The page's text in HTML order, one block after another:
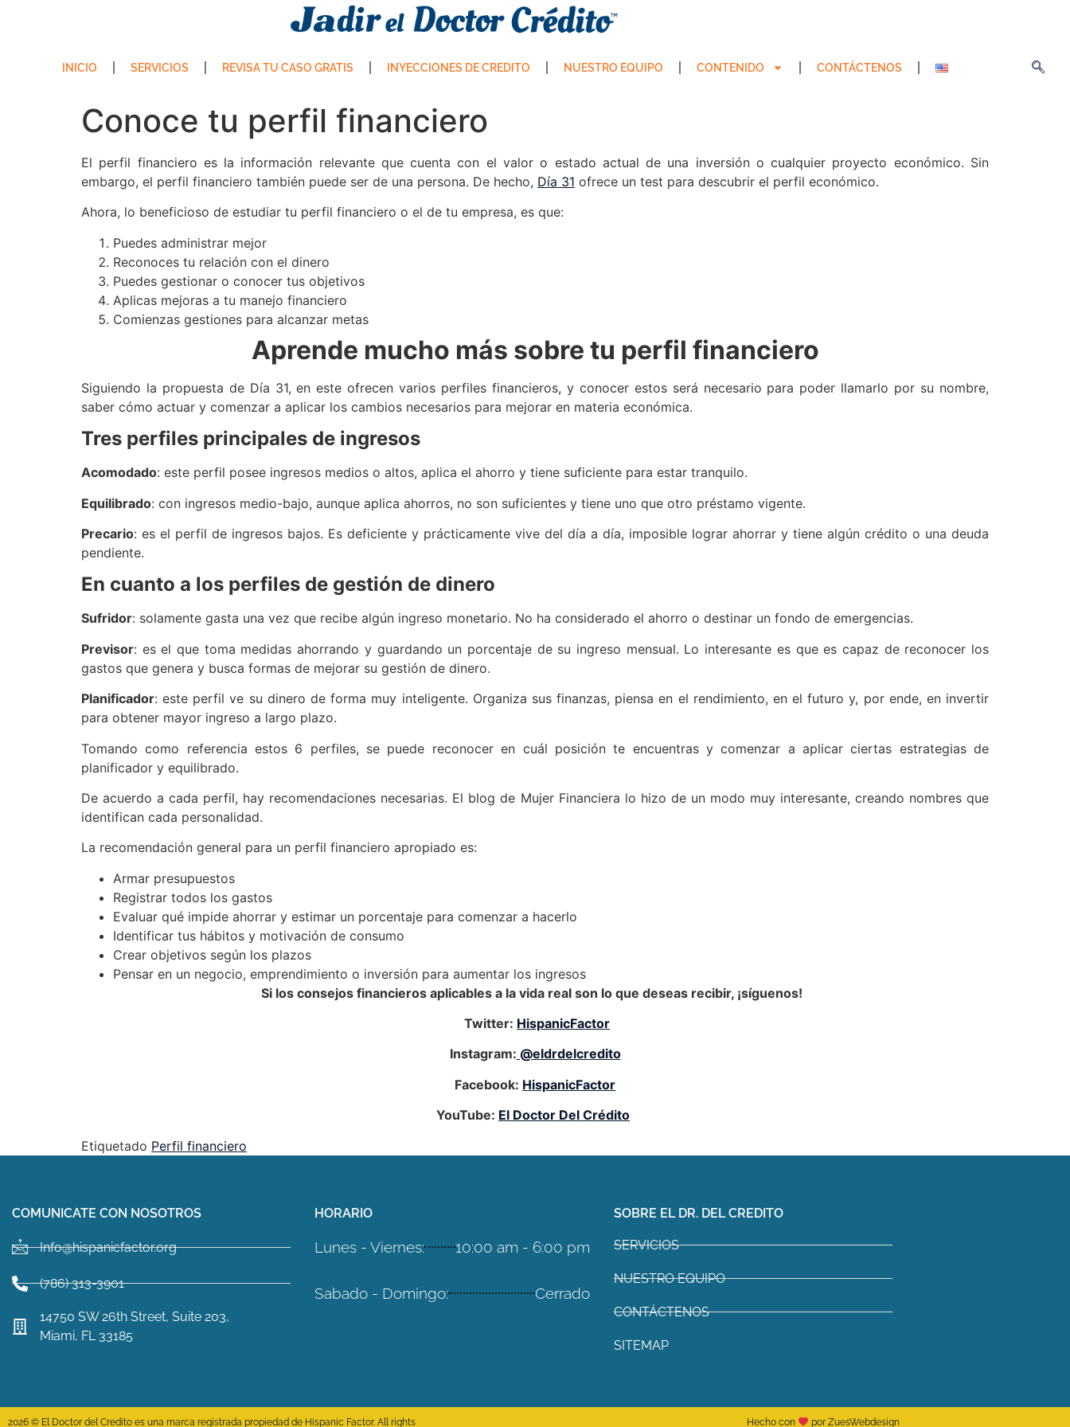
INICIO SERVICIOS REVISA TU CASO GRATIS INYECCIONES DE CREDITO NUESTRO EQUIPO CONTENIDO CONTÁCTENOS
Conoce tu perfil financiero
El perfil financiero es la información relevante que cuenta con el valor o estado actual de una inversión o cualquier proyecto económico. Sin
embargo, el perfil financiero también puede ser de una persona. De hecho, Día 31 ofrece un test para descubrir el perfil económico.
Ahora, lo beneficioso de estudiar tu perfil financiero o el de tu empresa, es que:
Puedes administrar mejor
Reconoces tu relación con el dinero
Puedes gestionar o conocer tus objetivos
Aplicas mejoras a tu manejo financiero
Comienzas gestiones para alcanzar metas
Aprende mucho más sobre tu perfil financiero
Siguiendo la propuesta de Día 31, en este ofrecen varios perfiles financieros, y conocer estos será necesario para poder llamarlo por su nombre,
saber cómo actuar y comenzar a aplicar los cambios necesarios para mejorar en materia económica.
Tres perfiles principales de ingresos
Acomodado: este perfil posee ingresos medios o altos, aplica el ahorro y tiene suficiente para estar tranquilo.
Equilibrado: con ingresos medio-bajo, aunque aplica ahorros, no son suficientes y tiene uno que otro préstamo vigente.
Precario: es el perfil de ingresos bajos. Es deficiente y prácticamente vive del día a día, imposible lograr ahorrar y tiene algún crédito o una deuda
pendiente.
En cuanto a los perfiles de gestión de dinero
Sufridor: solamente gasta una vez que recibe algún ingreso monetario. No ha considerado el ahorro o destinar un fondo de emergencias.
Previsor: es el que toma medidas ahorrando y guardando un porcentaje de su ingreso mensual. Lo interesante es que es capaz de reconocer los
gastos que genera y busca formas de mejorar su gestión de dinero.
Planificador: este perfil ve su dinero de forma muy inteligente. Organiza sus finanzas, piensa en el rendimiento, en el futuro y, por ende, en invertir
para obtener mayor ingreso a largo plazo.
Tomando como referencia estos 6 perfiles, se puede reconocer en cuál posición te encuentras y comenzar a aplicar ciertas estrategias de
planificador y equilibrado.
De acuerdo a cada perfil, hay recomendaciones necesarias. El blog de Mujer Financiera lo hizo de un modo muy interesante, creando nombres que
identifican cada personalidad.
La recomendación general para un perfil financiero apropiado es:
Armar presupuestos
Registrar todos los gastos
Evaluar qué impide ahorrar y estimar un porcentaje para comenzar a hacerlo
Identificar tus hábitos y motivación de consumo
Crear objetivos según los plazos
Pensar en un negocio, emprendimiento o inversión para aumentar los ingresos
Si los consejos financieros aplicables a la vida real son lo que deseas recibir, ¡síguenos!
Twitter: HispanicFactor
Instagram: @eldrdelcredito
Facebook: HispanicFactor
YouTube: El Doctor Del Crédito
Etiquetado Perfil financiero
COMUNICATE CON NOSOTROS
Info@hispanicfactor.org
(786) 313-3901
14750 SW 26th Street, Suite 203,
Miami, FL 33185
HORARIO
Lunes - Viernes: 10:00 am - 6:00 pm
Sabado - Domingo: Cerrado
SOBRE EL DR. DEL CREDITO
SERVICIOS
NUESTRO EQUIPO
CONTÁCTENOS
SITEMAP
2026 © El Doctor del Credito es una marca registrada propiedad de Hispanic Factor. All rights Hecho con por ZuesWebdesign